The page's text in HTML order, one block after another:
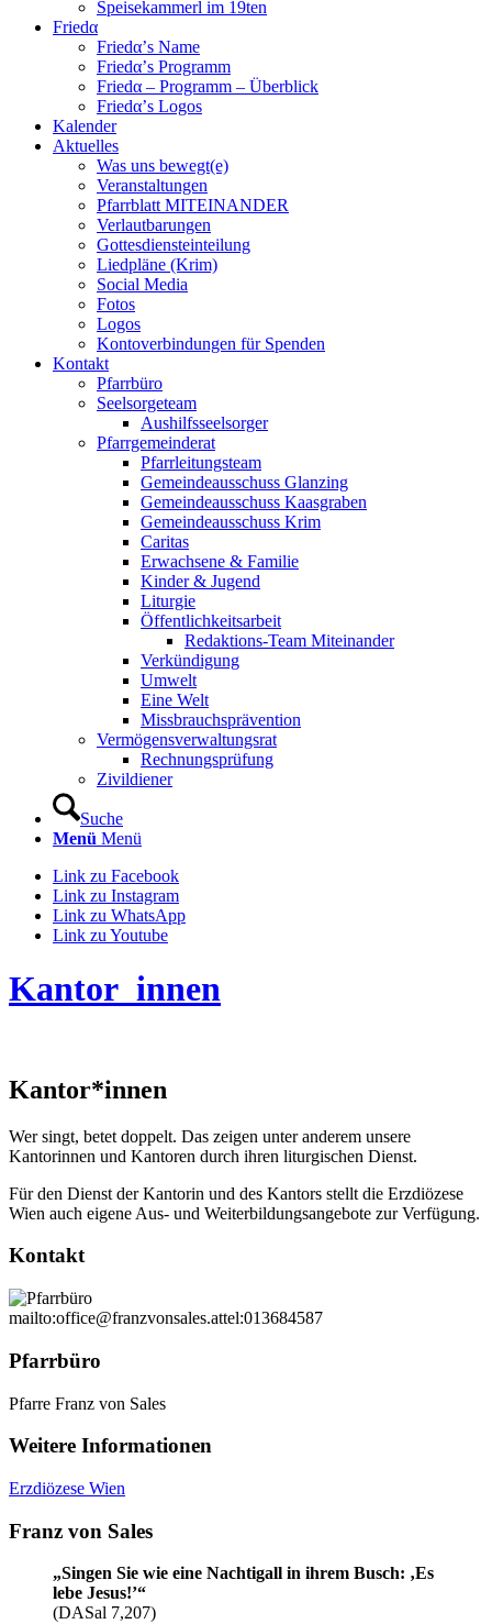
Speisekammerl im 19ten
Friedα
Friedα’s Name
Friedα’s Programm
Friedα – Programm – Überblick
Friedα’s Logos
Kalender
Aktuelles
Was uns bewegt(e)
Veranstaltungen
Pfarrblatt MITEINANDER
Verlautbarungen
Gottesdiensteinteilung
Liedpläne (Krim)
Social Media
Fotos
Logos
Kontoverbindungen für Spenden
Kontakt
Pfarrbüro
Seelsorgeteam
Aushilfsseelsorger
Pfarrgemeinderat
Pfarrleitungsteam
Gemeindeausschuss Glanzing
Gemeindeausschuss Kaasgraben
Gemeindeausschuss Krim
Caritas
Erwachsene & Familie
Kinder & Jugend
Liturgie
Öffentlichkeitsarbeit
Redaktions-Team Miteinander
Verkündigung
Umwelt
Eine Welt
Missbrauchsprävention
Vermögensverwaltungsrat
Rechnungsprüfung
Zivildiener
Suche
Menü Menü
Link zu Facebook
Link zu Instagram
Link zu WhatsApp
Link zu Youtube
Kantor_innen
Kantor*innen
Wer singt, betet doppelt. Das zeigen unter anderem unsere
Kantorinnen und Kantoren durch ihren liturgischen Dienst.
Für den Dienst der Kantorin und des Kantors stellt die Erzdiözese
Wien auch eigene Aus- und Weiterbildungsangebote zur Verfügung.
Kontakt
mailto:office@franzvonsales.attel:013684587
Pfarrbüro
Pfarre Franz von Sales
Weitere Informationen
Erzdiözese Wien
Franz von Sales
„Singen Sie wie eine Nachtigall in ihrem Busch: ‚Es
lebe Jesus!’“
(DASal 7,207)